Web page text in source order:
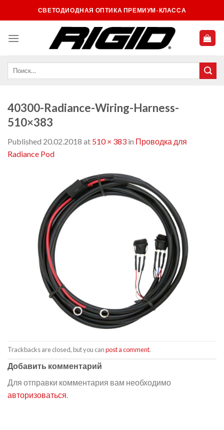
to
СВЕТОДИОДНАЯ ОПТИКА ПРЕМИУМ-КЛАССА
40300-Radiance-Wiring-Harness-
510×383
Published 20.02.2018 at 510 × 383 in Проводка для
Radiance Pod
Trackbacks are closed, but you canpost a comment.
Добавить комментарий
Для отправки комментария вам необходимо
авторизоваться.